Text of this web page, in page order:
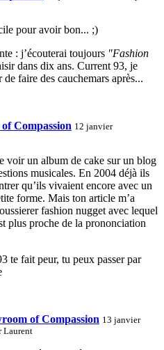
pour avoir bon... ;)
: j’écouterai toujours "Fashion
dans dix ans. Current 93, je
de faire des cauchemars après...
Compassion 12 janvier
voir un album de cake sur un blog
musicales. En 2004 déjà ils
qu’ils vivaient encore avec un
forme. Mais ton article m’a
fashion nugget avec lequel
plus proche de la prononciation
te fait peur, tu peux passer par
of Compassion 13 janvier
Laurent